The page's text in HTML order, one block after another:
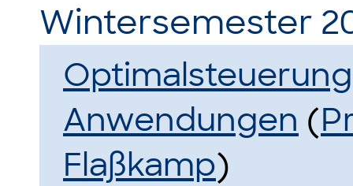
Wintersemester
Anwendungen (
Flaßkamp)